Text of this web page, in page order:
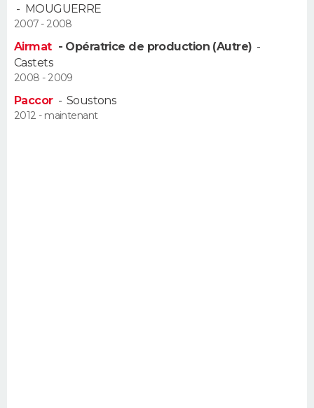
- MOUGUERRE
2007 - 2008
Airmat - Opératrice de production (Autre) -
Castets
2008 - 2009
Paccor- Soustons
2012 - maintenant